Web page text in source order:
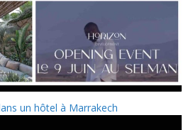
un hôtel à Marrakech